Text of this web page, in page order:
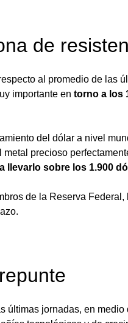
de
al promedio de las
importante en torno a los
del dólar a nivel
precioso
llevarlo sobre los 1.900
de la Reserva Federal,
últimas jornadas, en medio